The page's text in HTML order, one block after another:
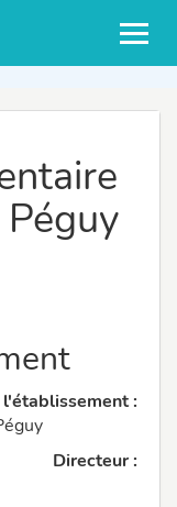
l'établissement :
Directeur :